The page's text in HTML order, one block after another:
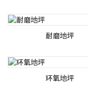
耐磨地坪
环氧地坪